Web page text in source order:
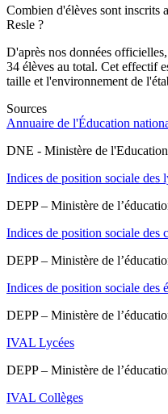
Combien d'élèves sont
Resle ?
D'après nos données
34 élèves au total. Cet effectif
taille et l'environnement de
Sources
Annuaire de l'Éducation
DNE - Ministère de
Indices de position sociale des
DEPP – Ministère de
Indices de position sociale des
DEPP – Ministère de
Indices de position sociale des
DEPP – Ministère de
IVAL Lycées
DEPP – Ministère de
IVAL Collèges